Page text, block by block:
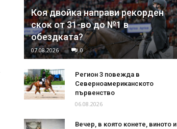
Коя двойка направи рекорден
скок от 31-во до №1 в
обездката?
07.08.2026 0
Регион 3 повежда в
Северноамериканското
първенство
06.08.2026
Вечер, в която конете, виното и